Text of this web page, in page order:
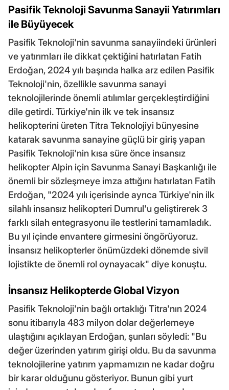
Pasifik Teknoloji Savunma Sanayii Yatırımları
ile Büyüyecek
Pasifik Teknoloji'nin savunma sanayiindeki ürünleri
ve yatırımları ile dikkat çektiğini hatırlatan Fatih
Erdoğan, 2024 yılı başında halka arz edilen Pasifik
Teknoloji'nin, özellikle savunma sanayi
teknolojilerinde önemli atılımlar gerçekleştirdiğini
dile getirdi. Türkiye'nin ilk ve tek insansız
helikopterini üreten Titra Teknolojiyi bünyesine
katarak savunma sanayine güçlü bir giriş yapan
Pasifik Teknoloji'nin kısa süre önce insansız
helikopter Alpin için Savunma Sanayi Başkanlığı ile
önemli bir sözleşmeye imza attığını hatırlatan Fatih
Erdoğan, "2024 yılı içerisinde ayrıca Türkiye'nin ilk
silahlı insansız helikopteri Dumrul'u geliştirerek 3
farklı silah entegrasyonu ile testlerini tamamladık.
Bu yıl içinde envantere girmesini öngörüyoruz.
İnsansız helikopterler önümüzdeki dönemde sivil
lojistikte de önemli rol oynayacak" diye konuştu.
İnsansız Helikopterde Global Vizyon
Pasifik Teknoloji'nin bağlı ortaklığı Titra'nın 2024
sonu itibarıyla 483 milyon dolar değerlemeye
ulaştığını açıklayan Erdoğan, şunları söyledi: "Bu
değer üzerinden yatırım girişi oldu. Bu da savunma
teknolojilerine yatırım yapmamızın ne kadar doğru
bir karar olduğunu gösteriyor. Bunun gibi yurt